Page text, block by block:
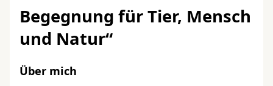
Begegnung für Tier, Mensch
und Natur“
Über mich